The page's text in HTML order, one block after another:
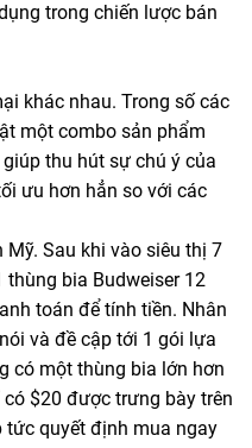
trong chiến lược bán
khác nhau. Trong số các
một combo sản phẩm
thu hút sự chú ý của
ưu hơn hẳn so với các
Sau khi vào siêu thị 7
bia Budweiser 12
toán để tính tiền. Nhân
và đề cập tới 1 gói lựa
có một thùng bia lớn hơn
$20 được trưng bày trên
tức quyết định mua ngay